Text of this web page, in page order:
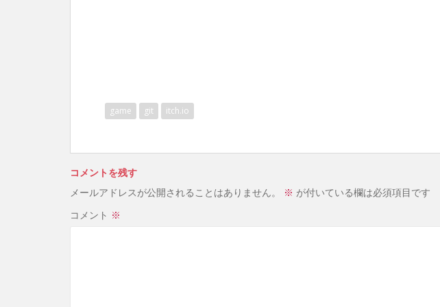
game git itch.io
コメントを残す
メールアドレスが公開されることはありません。
※ が付いている欄は必須項目です
コメント ※